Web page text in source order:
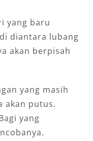
yang baru
diantara lubang
akan berpisah
yang masih
akan putus.
yang